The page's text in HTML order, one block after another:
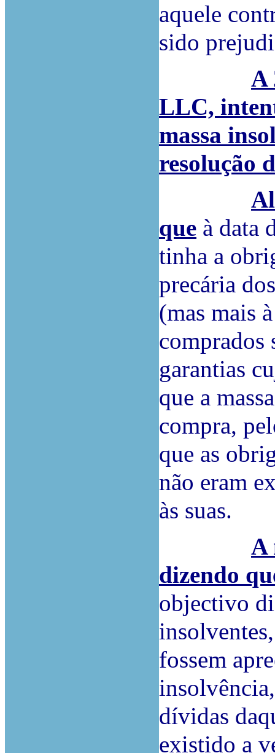
aquele
sido
A
LLC,
massa
resolução
que à data
tinha a
precária
(mas mais
comprados
garantias
que a
compra,
que as
não eram
às suas.
A
dizendo
objectivo
fossem
dívidas
existido a